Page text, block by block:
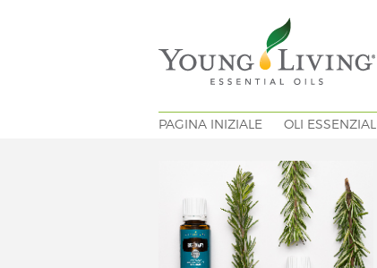
PAGINA INIZIALE OLI ESSENZIALI